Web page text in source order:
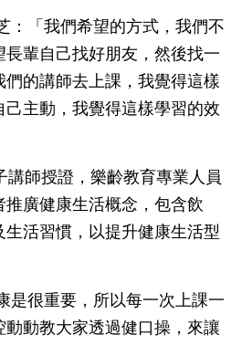
：「我們希望的方式，我們不
輩自己找好朋友，然後找一
的講師去上課，我覺得這樣
主動，我覺得這樣學習的效
講師授證，樂齡教育專業人員
廣健康生活概念，包含飲
活習慣，以提升健康生活型
是很重要，所以每一次上課一
動教大家透過健口操，來讓